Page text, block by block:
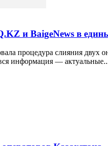
и BaigeNews в
процедура слияния
информация —